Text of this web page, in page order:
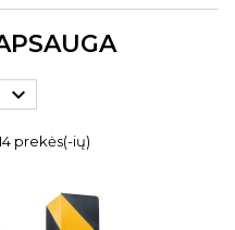

prekės(-ių)